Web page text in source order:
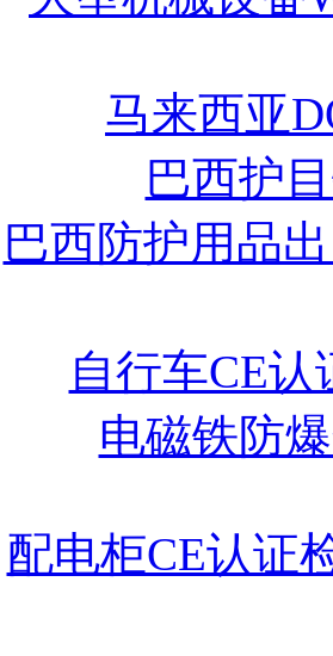
马来西亚
巴西护
巴西防护用品
自行车CE
电磁铁防
配电柜CE认证